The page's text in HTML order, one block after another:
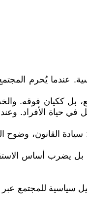
عندما يُحرم
بل ككيان فوقه.
في حياة الأفراد.
سيادة القانون،
بل يضرب أساس
للمجتمع عبر